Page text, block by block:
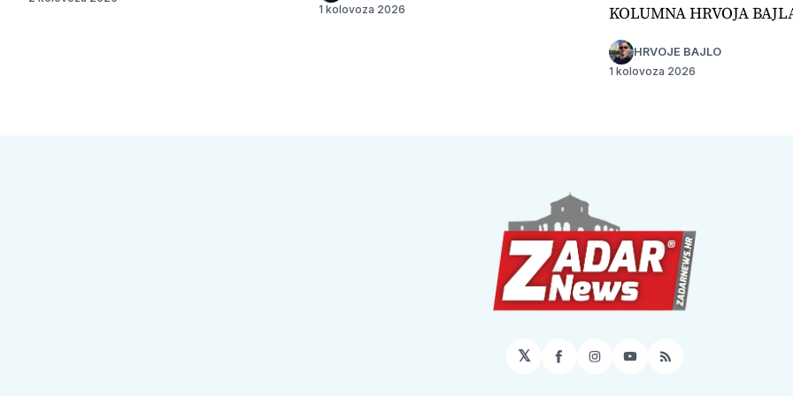
1 kolovoza 2026
KOLUMNA HRVOJA
HRVOJE BAJLO
1 kolovoza 2026
𝕏 Facebook
Instagram
YouTube
RSS